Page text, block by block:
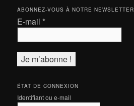
ABONNEZ-VOUS À NOTRE NEWSLETTER
E-mail *
ÉTAT DE CONNEXION
Identifiant ou e-mail